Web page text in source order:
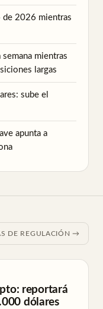
de 2026 mientras
mientras
largas
sube el
apunta a
DE REGULACIÓN →
reportará
dólares